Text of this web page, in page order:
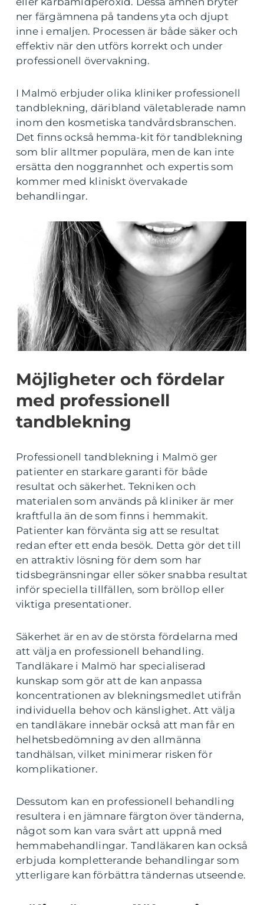
ner färgämnena på tandens yta och djupt
inne i emaljen. Processen är både säker och
effektiv när den utförs korrekt och under
professionell övervakning.
I Malmö erbjuder olika kliniker professionell
tandblekning, däribland väletablerade namn
inom den kosmetiska tandvårdsbranschen.
Det finns också hemma-kit för tandblekning
som blir alltmer populära, men de kan inte
ersätta den noggrannhet och expertis som
kommer med kliniskt övervakade
behandlingar.
Möjligheter och fördelar
med professionell
tandblekning
Professionell tandblekning i Malmö ger
patienter en starkare garanti för både
resultat och säkerhet. Tekniken och
materialen som används på kliniker är mer
kraftfulla än de som finns i hemmakit.
Patienter kan förvänta sig att se resultat
redan efter ett enda besök. Detta gör det till
en attraktiv lösning för dem som har
tidsbegränsningar eller söker snabba resultat
inför speciella tillfällen, som bröllop eller
viktiga presentationer.
Säkerhet är en av de största fördelarna med
att välja en professionell behandling.
Tandläkare i Malmö har specialiserad
kunskap som gör att de kan anpassa
koncentrationen av blekningsmedlet utifrån
individuella behov och känslighet. Att välja
en tandläkare innebär också att man får en
helhetsbedömning av den allmänna
tandhälsan, vilket minimerar risken för
komplikationer.
Dessutom kan en professionell behandling
resultera i en jämnare färgton över tänderna,
något som kan vara svårt att uppnå med
hemmabehandlingar. Tandläkaren kan också
erbjuda kompletterande behandlingar som
ytterligare kan förbättra tändernas utseende.